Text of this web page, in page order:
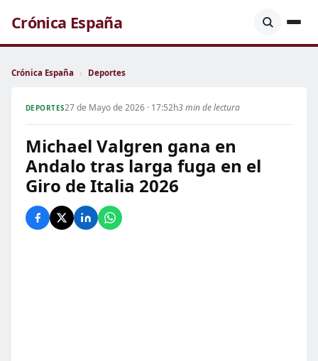
Crónica España
Crónica España › Deportes
DEPORTES27 de Mayo de 2026 · 17:52h3 min de lectura
Michael Valgren gana en
Andalo tras larga fuga en el
Giro de Italia 2026